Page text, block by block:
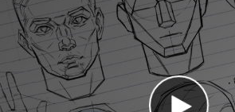
Sobre nós
Entrar
Português